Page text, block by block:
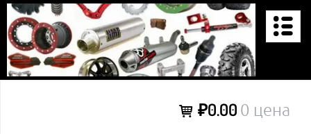
Перейти
содержимому
₽0.00 0 цена